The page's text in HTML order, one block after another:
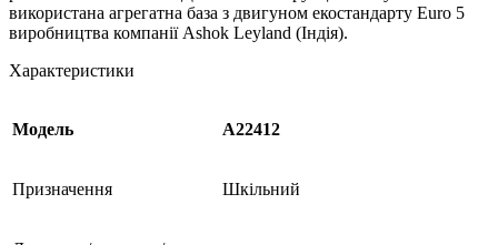
використана агрегатна база з двигуном екостандарту Euro 5
виробництва компанії Ashok Leyland (Індія).
Характеристики
Модель А22412
Призначення Шкільний